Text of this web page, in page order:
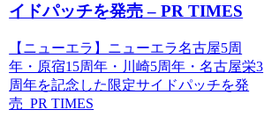
イドパッチを発売 – PR TIMES
【ニューエラ】ニューエラ名古屋5周
年・原宿15周年・川崎5周年・名古屋栄3
周年を記念した限定サイドパッチを発
売 PR TIMES